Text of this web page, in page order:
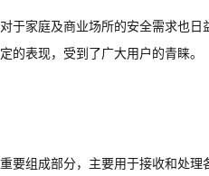
于家庭及商业场所的安全需求也
的表现，受到了广大用户的青睐。
要组成部分，主要用于接收和处